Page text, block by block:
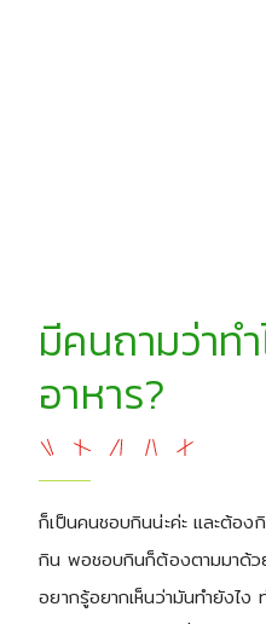
มีคนถามว่าท
อาหาร?
ก็เป็นคนชอบกินน่ะค่ะ และต้อง
กิน พอชอบกินก็ต้องตามมาด้ว
อยากรู้อยากเห็นว่ามันทำยังไง